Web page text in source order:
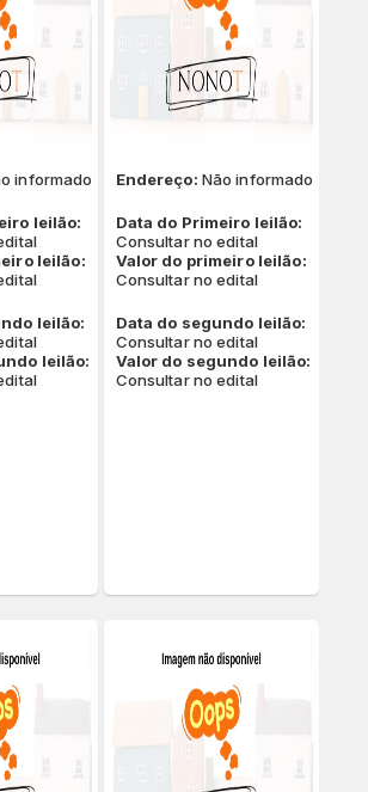
informado
leilão:
leilão:
leilão:
leilão:
Endereço: Não informado
Data do Primeiro leilão:
Consultar no edital
Valor do primeiro leilão:
Consultar no edital
Data do segundo leilão:
Consultar no edital
Valor do segundo leilão:
Consultar no edital